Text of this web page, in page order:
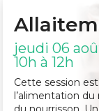
jeudi 06
10h à 12h
Cette session
l’alimentation